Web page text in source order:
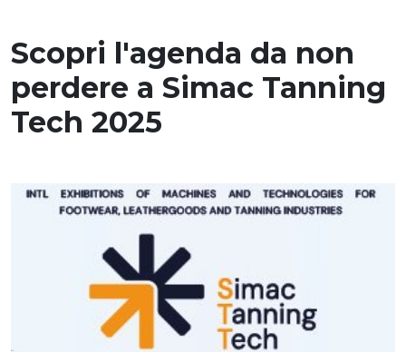
Scopri l'agenda da non
perdere a Simac Tanning
Tech 2025